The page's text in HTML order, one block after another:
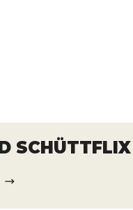
SCHÜTTFLIX